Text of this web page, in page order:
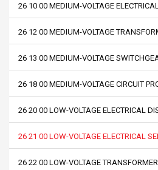
26 10 00 MEDIUM-VOLTAGE
26 12 00 MEDIUM-VOLTAGE
26 13 00 MEDIUM-VOLTAGE
26 18 00 MEDIUM-VOLTAGE CIRCUIT
26 20 00 LOW-VOLTAGE ELECTRICAL
26 21 00 LOW-VOLTAGE ELECTRICAL
26 22 00 LOW-VOLTAGE